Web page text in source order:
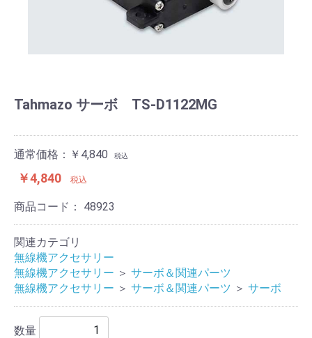
Tahmazo サーボ TS-D1122MG
通常価格：￥4,840 税込
￥4,840 税込
商品コード： 48923
関連カテゴリ
無線機アクセサリー
無線機アクセサリー ＞ サーボ＆関連パーツ
無線機アクセサリー ＞ サーボ＆関連パーツ ＞ サーボ
数量